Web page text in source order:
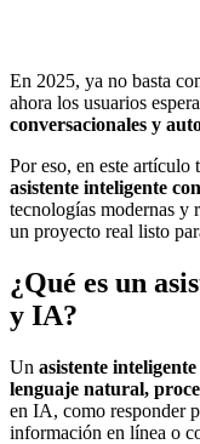
En 2025, ya no basta
ahora los usuarios
conversacionales y
Por eso, en este artículo
asistente inteligente
tecnologías modernas y
un proyecto real listo
¿Qué es un
y IA?
Un asistente inteligente
lenguaje natural,
en IA, como responder
información en línea o